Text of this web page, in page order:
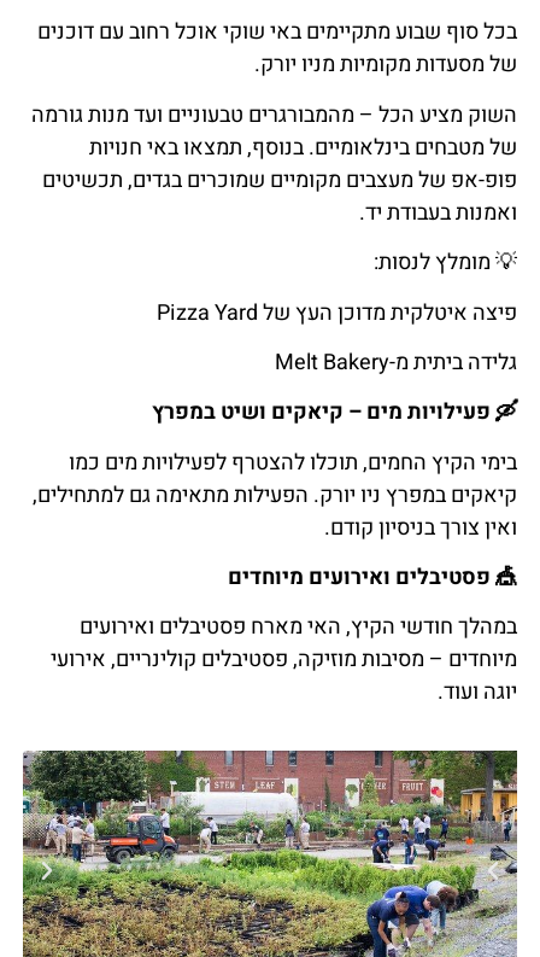
בכל סוף שבוע מתקיימים באי שוקי אוכל רחוב עם דוכנים
של מסעדות מקומיות מניו יורק.
השוק מציע הכל – מהמבורגרים טבעוניים ועד מנות גורמה
של מטבחים בינלאומיים. בנוסף, תמצאו באי חנויות
פופ-אפ של מעצבים מקומיים שמוכרים בגדים, תכשיטים
ואמנות בעבודת יד.
💡מומלץלנסות:
פיצה איטלקית מדוכן העץ של Pizza Yard
גלידה ביתית מ-Melt Bakery
🛶פעילויותמים– קיאקים ושיטבמפרץ
בימי הקיץ החמים, תוכלו להצטרף לפעילויות מים כמו
קיאקים במפרץ ניו יורק. הפעילות מתאימה גם למתחילים,
ואין צורך בניסיון קודם.
🎪פסטיבלים ואירועים מיוחדים
במהלך חודשי הקיץ, האי מארח פסטיבלים ואירועים
מיוחדים – מסיבות מוזיקה, פסטיבלים קולינריים, אירועי
יוגה ועוד.